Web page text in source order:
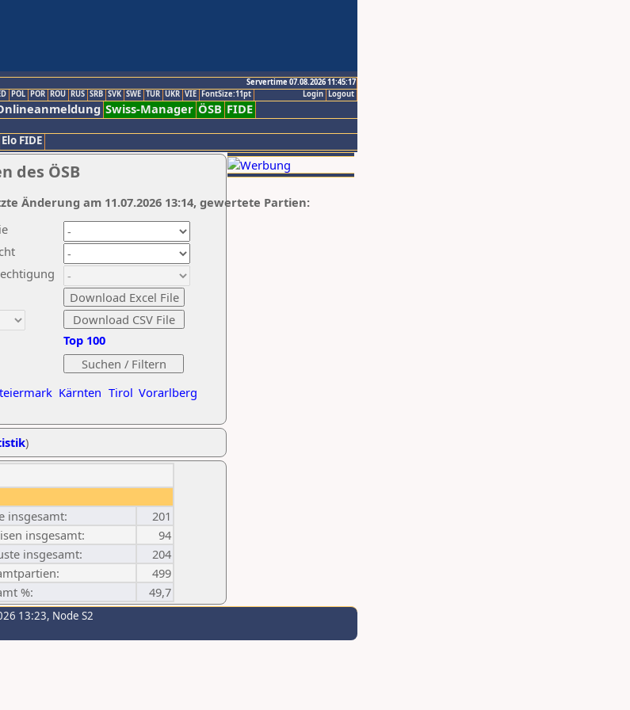
Servertime 07.08.2026 11:45:17
Logout
Login
POL POR ROU RUS SRB SVK SWE TUR UKR VIE FontSize:11pt
Swiss-Manager ÖSB FIDE
Elo FIDE
des ÖSB
Kärnten Tirol Vorarlberg
Top 100
Änderung am 11.07.2026 13:14, gewertete Partien:
)
insgesamt:
201
insgesamt:
94
insgesamt:
204
499
%: 49,7
13:23, Node S2